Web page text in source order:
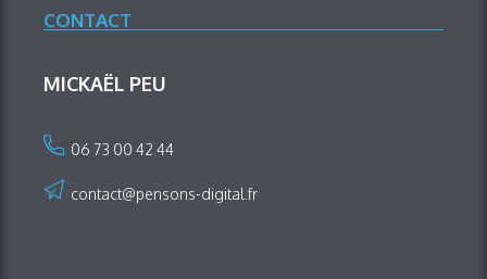
CONTACT
MICKAËL PEU
06 73 00 42 44
contact@pensons-digital.fr